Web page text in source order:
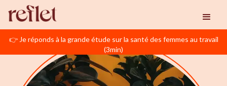
👉 Je réponds à la grande étude sur la santé des femmes au travail
(3min)